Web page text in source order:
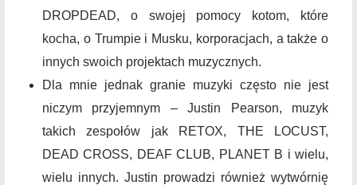
DROPDEAD, o swojej pomocy kotom, które
kocha, o Trumpie i Musku, korporacjach, a także o
innych swoich projektach muzycznych.
Dla mnie jednak granie muzyki często nie jest
niczym przyjemnym – Justin Pearson, muzyk
takich zespołów jak RETOX, THE LOCUST,
DEAD CROSS, DEAF CLUB, PLANET B i wielu,
wielu innych. Justin prowadzi również wytwórnię